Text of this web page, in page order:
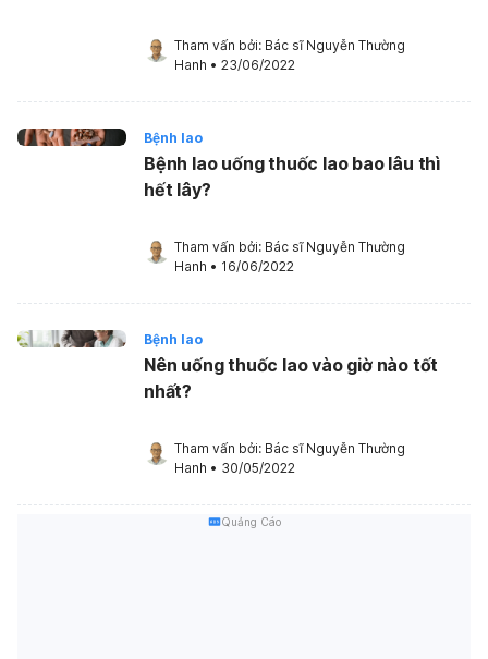
Tham vấn bởi: Bác sĩ Nguyễn Thường
Hanh • 23/06/2022
Bệnh lao
Bệnh lao uống thuốc lao bao lâu thì
hết lây?
Tham vấn bởi: Bác sĩ Nguyễn Thường
Hanh • 16/06/2022
Bệnh lao
Nên uống thuốc lao vào giờ nào tốt
nhất?
Tham vấn bởi: Bác sĩ Nguyễn Thường
Hanh • 30/05/2022
Quảng Cáo